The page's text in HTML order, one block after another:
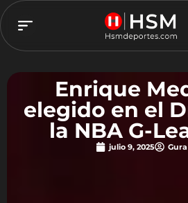
Enrique
elegido en el
la NBA G-
julio 9, 2025